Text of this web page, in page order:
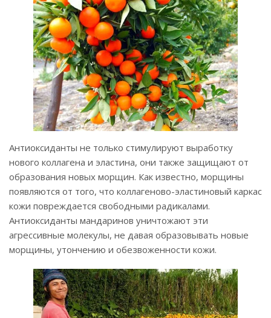
Антиоксиданты не только стимулируют выработку
нового коллагена и эластина, они также защищают от
образования новых морщин. Как известно, морщины
появляются от того, что коллагеново-эластиновый каркас
кожи повреждается свободными радикалами.
Антиоксиданты мандаринов уничтожают эти
агрессивные молекулы, не давая образовывать новые
морщины, утончению и обезвоженности кожи.